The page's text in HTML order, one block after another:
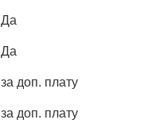
Да
Да
за доп. плату
за доп. плату